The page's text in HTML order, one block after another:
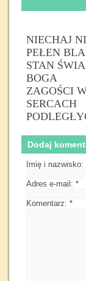
NIECHAJ
PEŁEN
STAN
BOGA
ZAGOŚCI
SERCACH
Dodaj
Imię i nazwisko:
Adres e-mail: *
Komentarz: *